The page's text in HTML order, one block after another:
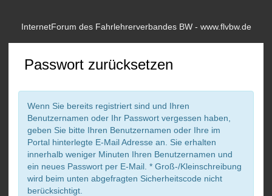
InternetForum des Fahrlehrerverbandes BW - www.flvbw.de
Passwort zurücksetzen
Wenn Sie bereits registriert sind und Ihren
Benutzernamen oder Ihr Passwort vergessen haben,
geben Sie bitte Ihren Benutzernamen oder Ihre im
Portal hinterlegte E-Mail Adresse an. Sie erhalten
innerhalb weniger Minuten Ihren Benutzernamen und
ein neues Passwort per E-Mail. * Groß-/Kleinschreibung
wird beim unten abgefragten Sicherheitscode nicht
berücksichtigt.